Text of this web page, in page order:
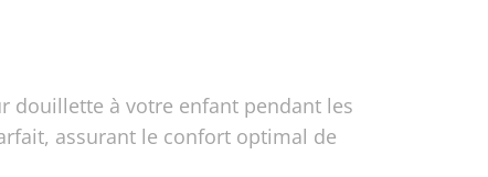
douillette à votre enfant pendant les
assurant le confort optimal de